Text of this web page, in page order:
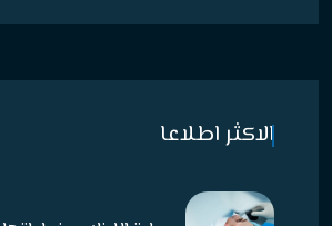
الاكثر اطلاعا